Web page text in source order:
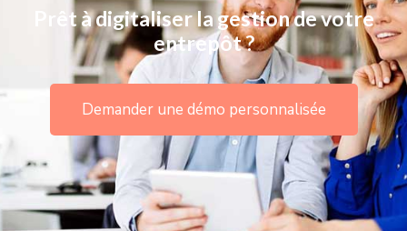
Prêt à digitaliser la gestion de votre
entrepôt ?
Demander une démo personnalisée